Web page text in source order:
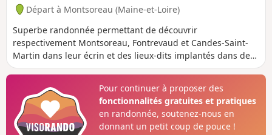
Départ à Montsoreau (Maine-et-Loire)
Superbe randonnée permettant de découvrir
respectivement Montsoreau, Fontrevaud et Candes-Saint-
Martin dans leur écrin et des lieux-dits implantés dans des
sites remarquables. Boucle effectuée dans le sens anti-
agréable dans les bois et de panoramas sur la rive droite de
la Loire.
Pour continuer à proposer des
fonctionnalités gratuites et pratiques
en randonnée, soutenez-nous en
donnant un petit coup de pouce !